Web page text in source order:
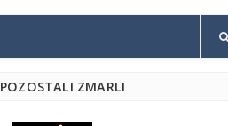
POZOSTALI ZMARLI